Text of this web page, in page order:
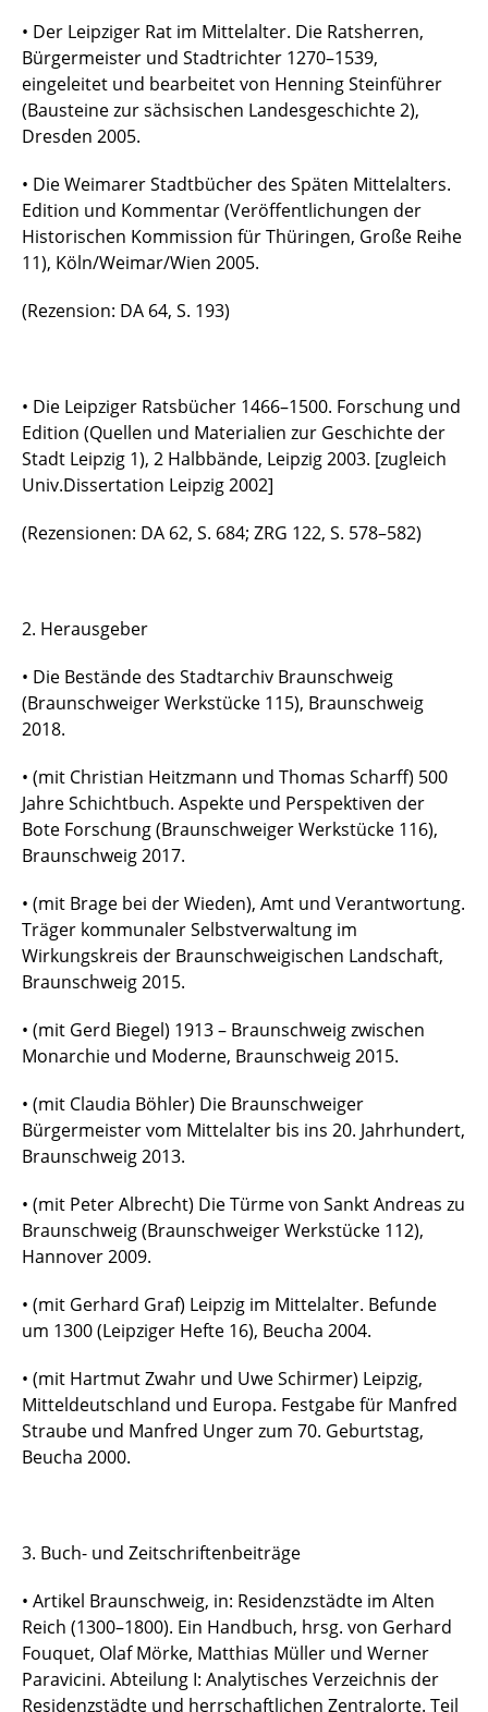
• Der Leipziger Rat im Mittelalter. Die Ratsherren,
Bürgermeister und Stadtrichter 1270–1539,
eingeleitet und bearbeitet von Henning Steinführer
(Bausteine zur sächsischen Landesgeschichte 2),
Dresden 2005.
• Die Weimarer Stadtbücher des Späten Mittelalters.
Edition und Kommentar (Veröffentlichungen der
Historischen Kommission für Thüringen, Große Reihe
11), Köln/Weimar/Wien 2005.
(Rezension: DA 64, S. 193)
• Die Leipziger Ratsbücher 1466–1500. Forschung und
Edition (Quellen und Materialien zur Geschichte der
Stadt Leipzig 1), 2 Halbbände, Leipzig 2003. [zugleich
Univ.Dissertation Leipzig 2002]
(Rezensionen: DA 62, S. 684; ZRG 122, S. 578–582)
2. Herausgeber
• Die Bestände des Stadtarchiv Braunschweig
(Braunschweiger Werkstücke 115), Braunschweig
2018.
• (mit Christian Heitzmann und Thomas Scharff) 500
Jahre Schichtbuch. Aspekte und Perspektiven der
Bote Forschung (Braunschweiger Werkstücke 116),
Braunschweig 2017.
• (mit Brage bei der Wieden), Amt und Verantwortung.
Träger kommunaler Selbstverwaltung im
Wirkungskreis der Braunschweigischen Landschaft,
Braunschweig 2015.
• (mit Gerd Biegel) 1913 – Braunschweig zwischen
Monarchie und Moderne, Braunschweig 2015.
• (mit Claudia Böhler) Die Braunschweiger
Bürgermeister vom Mittelalter bis ins 20. Jahrhundert,
Braunschweig 2013.
• (mit Peter Albrecht) Die Türme von Sankt Andreas zu
Braunschweig (Braunschweiger Werkstücke 112),
Hannover 2009.
• (mit Gerhard Graf) Leipzig im Mittelalter. Befunde
um 1300 (Leipziger Hefte 16), Beucha 2004.
• (mit Hartmut Zwahr und Uwe Schirmer) Leipzig,
Mitteldeutschland und Europa. Festgabe für Manfred
Straube und Manfred Unger zum 70. Geburtstag,
Beucha 2000.
3. Buch- und Zeitschriftenbeiträge
• Artikel Braunschweig, in: Residenzstädte im Alten
Reich (1300–1800). Ein Handbuch, hrsg. von Gerhard
Fouquet, Olaf Mörke, Matthias Müller und Werner
Paravicini. Abteilung I: Analytisches Verzeichnis der
Residenzstädte und herrschaftlichen Zentralorte. Teil